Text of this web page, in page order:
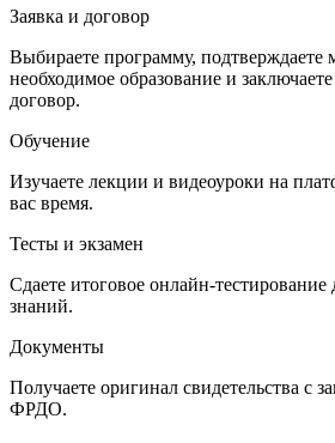
Заявка и договор
Выбираете программу, подтверждаете
необходимое образование и
договор.
Обучение
Изучаете лекции и видеоуроки на
вас время.
Тесты и экзамен
Сдаете итоговое онлайн-
знаний.
Документы
Получаете оригинал свидетельства с
ФРДО.